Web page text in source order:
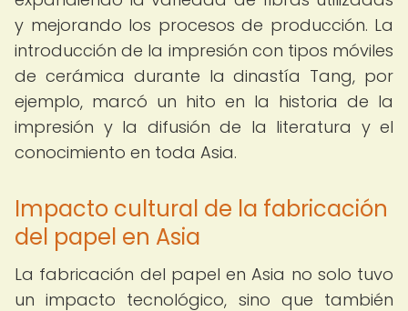
y mejorando los procesos de producción. La
introducción de la impresión con tipos móviles
de cerámica durante la dinastía Tang, por
ejemplo, marcó un hito en la historia de la
impresión y la difusión de la literatura y el
conocimiento en toda Asia.
Impacto cultural de la fabricación
del papel en Asia
La fabricación del papel en Asia no solo tuvo
un impacto tecnológico, sino que también